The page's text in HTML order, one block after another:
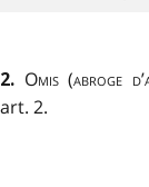
2. Omis (abroge
art. 2.